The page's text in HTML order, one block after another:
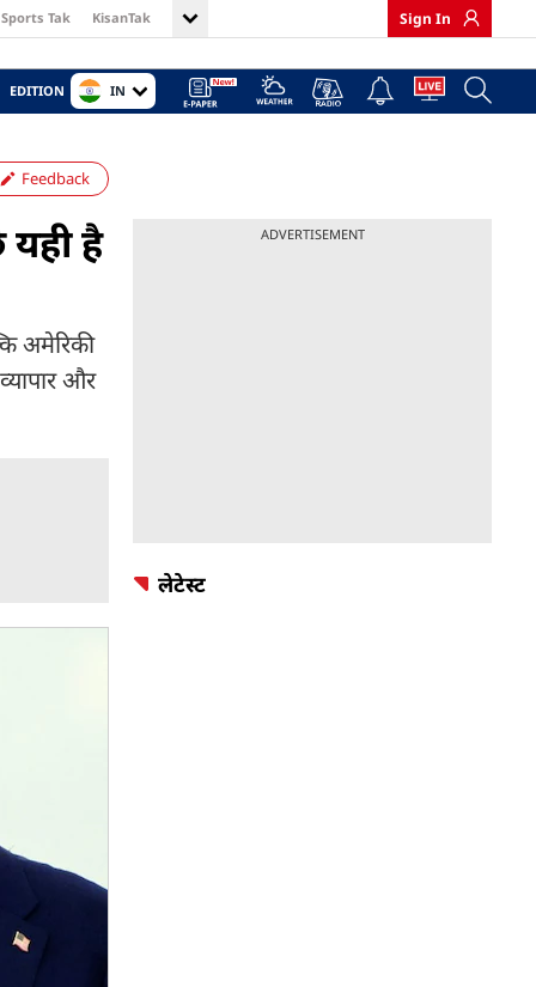
Sports Tak KisanTak Sign In
EDITION IN
Feedback
है
अमेरिकी
और
ADVERTISEMENT
लेटेस्ट